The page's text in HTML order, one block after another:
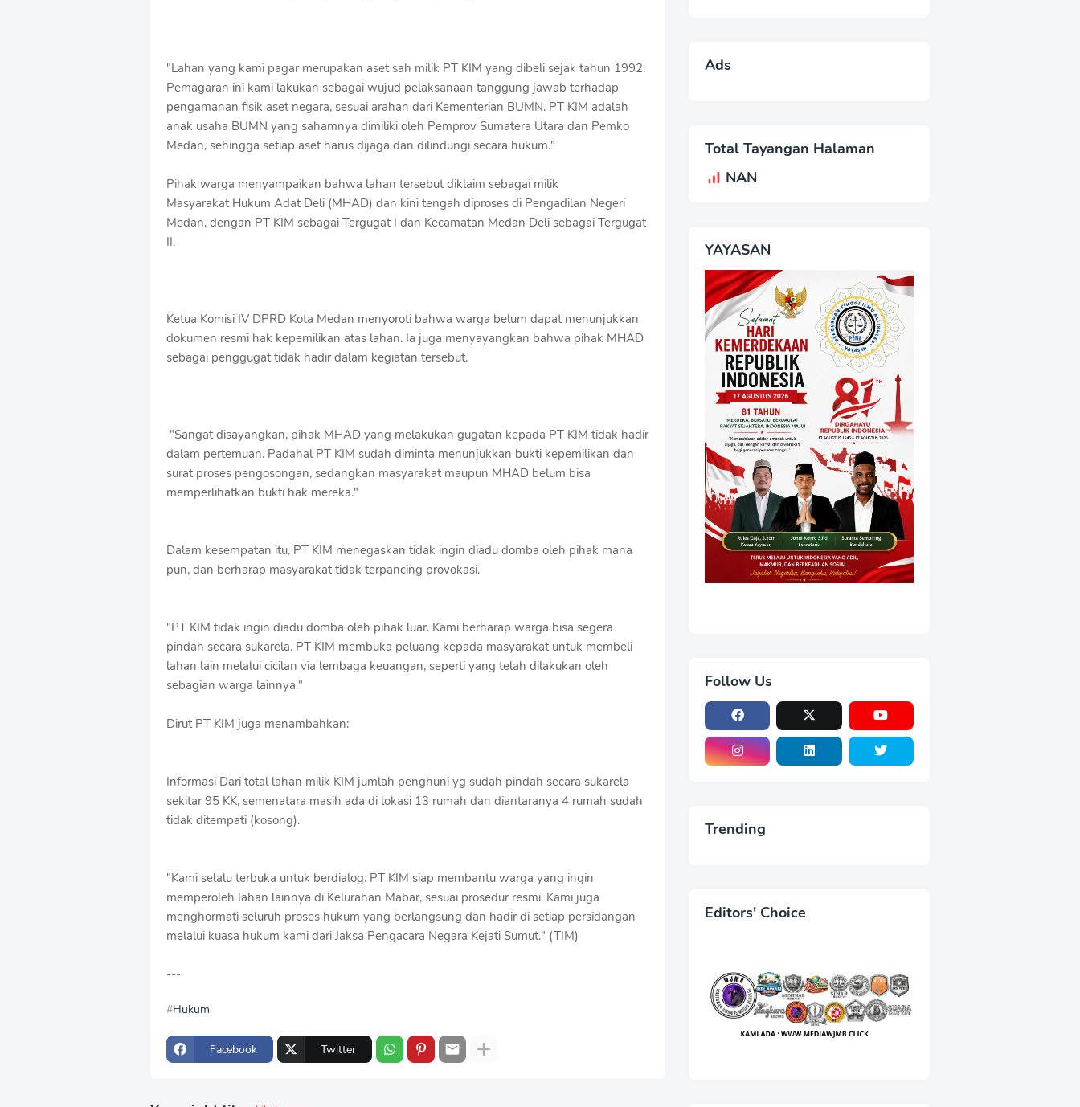
"Lahan yang kami pagar merupakan aset sah milik PT KIM yang dibeli sejak tahun 1992.
Pemagaran ini kami lakukan sebagai wujud pelaksanaan tanggung jawab terhadap
pengamanan fisik aset negara, sesuai arahan dari Kementerian BUMN. PT KIM adalah
anak usaha BUMN yang sahamnya dimiliki oleh Pemprov Sumatera Utara dan Pemko
Medan, sehingga setiap aset harus dijaga dan dilindungi secara hukum."
Pihak warga menyampaikan bahwa lahan tersebut diklaim sebagai milik
Masyarakat Hukum Adat Deli (MHAD) dan kini tengah diproses di Pengadilan Negeri
Medan, dengan PT KIM sebagai Tergugat I dan Kecamatan Medan Deli sebagai Tergugat
II.
Ketua Komisi IV DPRD Kota Medan menyoroti bahwa warga belum dapat menunjukkan
dokumen resmi hak kepemilikan atas lahan. Ia juga menyayangkan bahwa pihak MHAD
sebagai penggugat tidak hadir dalam kegiatan tersebut.
"Sangat disayangkan, pihak MHAD yang melakukan gugatan kepada PT KIM tidak hadir
dalam pertemuan. Padahal PT KIM sudah diminta menunjukkan bukti kepemilikan dan
surat proses pengosongan, sedangkan masyarakat maupun MHAD belum bisa
memperlihatkan bukti hak mereka."
Dalam kesempatan itu, PT KIM menegaskan tidak ingin diadu domba oleh pihak mana
pun, dan berharap masyarakat tidak terpancing provokasi.
"PT KIM tidak ingin diadu domba oleh pihak luar. Kami berharap warga bisa segera
pindah secara sukarela. PT KIM membuka peluang kepada masyarakat untuk membeli
lahan lain melalui cicilan via lembaga keuangan, seperti yang telah dilakukan oleh
sebagian warga lainnya."
Dirut PT KIM juga menambahkan:
Informasi Dari total lahan milik KIM jumlah penghuni yg sudah pindah secara sukarela
sekitar 95 KK, semenatara masih ada di lokasi 13 rumah dan diantaranya 4 rumah sudah
tidak ditempati (kosong).
"Kami selalu terbuka untuk berdialog. PT KIM siap membantu warga yang ingin
memperoleh lahan lainnya di Kelurahan Mabar, sesuai prosedur resmi. Kami juga
menghormati seluruh proses hukum yang berlangsung dan hadir di setiap persidangan
melalui kuasa hukum kami dari Jaksa Pengacara Negara Kejati Sumut." (TIM)
---
Hukum
Facebook Twitter
Ads
Total Tayangan Halaman
NAN
YAYASAN
Follow Us
Trending
Editors' Choice